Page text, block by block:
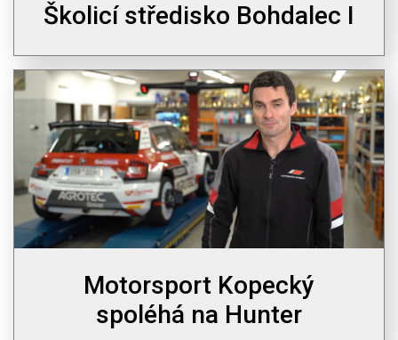
Školicí středisko Bohdalec I
Motorsport Kopecký
spoléhá na Hunter